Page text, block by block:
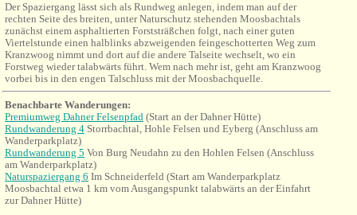
Der Spaziergang lässt sich als Rundweg anlegen, indem man auf der
rechten Seite des breiten, unter Naturschutz stehenden Moosbachtals
zunächst einem asphaltierten Forststräßchen folgt, nach einer guten
Viertelstunde einen halblinks abzweigenden feingeschotterten Weg zum
Kranzwoog nimmt und dort auf die andere Talseite wechselt, wo ein
Forstweg wieder talabwärts führt. Wem nach mehr ist, geht am Kranzwoog
vorbei bis in den engen Talschluss mit der Moosbachquelle.
Benachbarte Wanderungen:
Premiumweg Dahner Felsenpfad (Start an der Dahner Hütte)
Rundwanderung 4 Storrbachtal, Hohle Felsen und Eyberg (Anschluss am
Wanderparkplatz)
Rundwanderung 5 Von Burg Neudahn zu den Hohlen Felsen (Anschluss
am Wanderparkplatz)
Naturspaziergang 6 Im Schneiderfeld (Start am Wanderparkplatz
Moosbachtal etwa 1 km vom Ausgangspunkt talabwärts an der Einfahrt
zur Dahner Hütte)